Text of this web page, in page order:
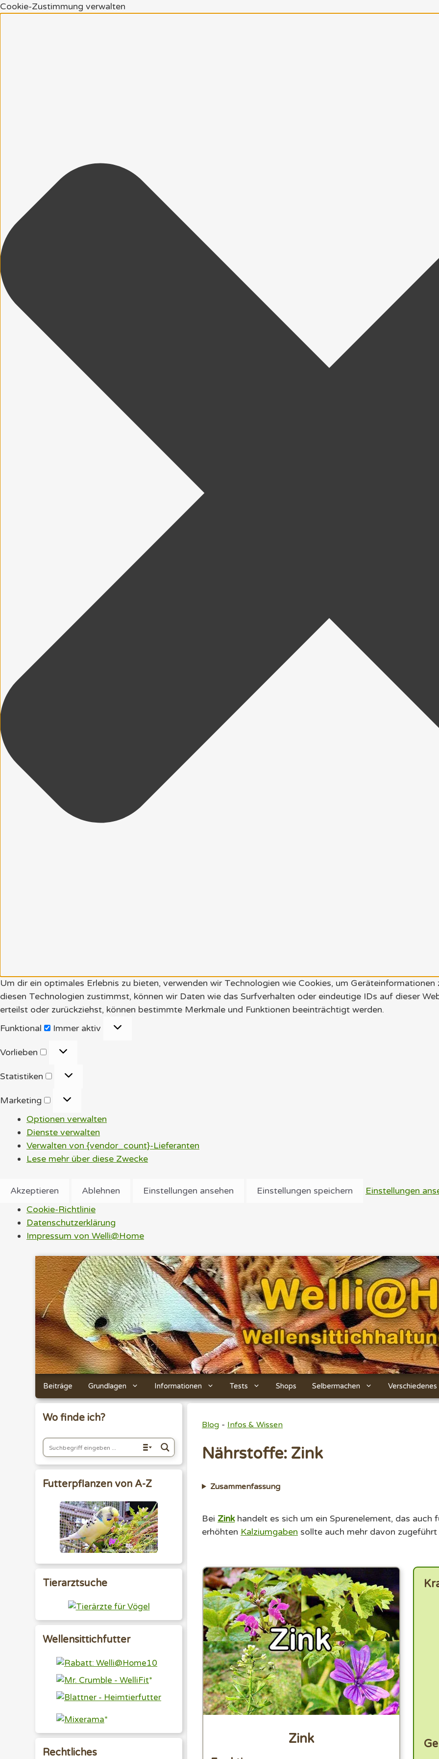
Cookie-Zustimmung verwalten
Um dir ein optimales Erlebnis zu bieten, verwenden wir Technologien wie Cookies, um
diesen Technologien zustimmst, können wir Daten wie das Surfverhalten oder eindeutige IDs auf dieser
erteilst oder zurückziehst, können bestimmte Merkmale und Funktionen beeinträchtigt werden.
Funktional
Funktional
Immer aktiv
Vorlieben
Vorlieben
Statistiken
Statistiken
Marketing
Marketing
Optionen verwalten
Dienste verwalten
Verwalten von {vendor_count}-Lieferanten
Lese mehr über diese Zwecke
Akzeptieren Ablehnen Einstellungen ansehen Einstellungen speichern
Einstellungen
Cookie-Richtlinie
Datenschutzerklärung
Impressum von Welli@Home
Beiträge Grundlagen Informationen Tests Shops Selbermachen Verschiedenes
Blog - Infos & Wissen
Nährstoffe: Zink
Zusammenfassung
Bei Zinkhandelt es sich um ein Spurenelement, das auch
erhöhten Kalziumgaben sollte auch mehr davon zugeführt
Zink
Wo finde ich?
Futterpflanzen von A-Z
Tierarztsuche
Wellensittichfutter
Rechtliches